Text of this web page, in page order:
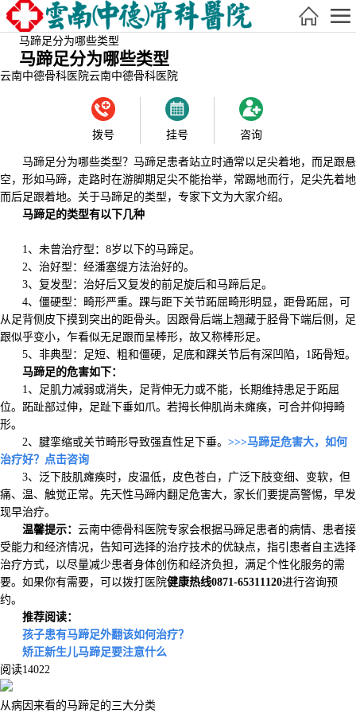
马蹄足分为哪些类型
马蹄足分为哪些类型
云南中德骨科医院云南中德骨科医院
拨号 挂号 咨询
马蹄足分为哪些类型？马蹄足患者站立时通常以足尖着地，而足跟悬
空，形如马蹄，走路时在游脚期足尖不能抬举，常踢地而行，足尖先着地
而后足跟着地。关于马蹄足的类型，专家下文为大家介绍。
马蹄足的类型有以下几种
1、未曾治疗型：8岁以下的马蹄足。
2、治好型：经潘塞缇方法治好的。
3、复发型：治好后又复发的前足旋后和马蹄后足。
4、僵硬型：畸形严重。踝与距下关节跖屈畸形明显，距骨跖屈，可
从足背侧皮下摸到突出的距骨头。因跟骨后端上翘藏于胫骨下端后侧，足
跟似乎变小，乍看似无足跟而呈棒形，故又称棒形足。
5、非典型：足短、粗和僵硬，足底和踝关节后有深凹陷，1跖骨短。
马蹄足的危害如下：
1、足肌力减弱或消失，足背伸无力或不能，长期维持患足于跖屈
位。跖趾部过伸，足趾下垂如爪。若拇长伸肌尚未瘫痪，可合并仰拇畸
形。
2、腱挛缩或关节畸形导致强直性足下垂。 >>>马蹄足危害大，如何
治疗好？点击咨询
3、泛下肢肌瘫痪时，皮温低，皮色苍白，广泛下肢变细、变软，但
痛、温、触觉正常。先天性马蹄内翻足危害大，家长们要提高警惕，早发
现早治疗。
温馨提示： 云南中德骨科医院专家会根据马蹄足患者的病情、患者接
受能力和经济情况，告知可选择的治疗技术的优缺点，指引患者自主选择
治疗方式，以尽量减少患者身体创伤和经济负担，满足个性化服务的需
要。如果你有需要，可以拨打医院健康热线0871-65311120进行咨询预
约。
推荐阅读：
孩子患有马蹄足外翻该如何治疗？
矫正新生儿马蹄足要注意什么
阅读14022
从病因来看的马蹄足的三大分类